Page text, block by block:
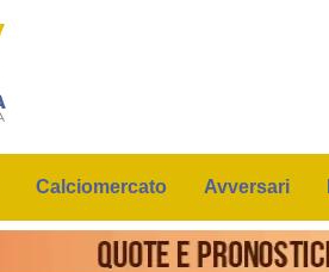
Calciomercato Avversari